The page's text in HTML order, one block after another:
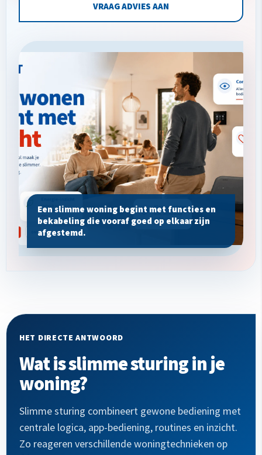
VRAAG ADVIES AAN
Een slimme woning begint met functies en
bekabeling die vooraf goed op elkaar zijn
afgestemd.
HET DIRECTE ANTWOORD
Wat is slimme sturing in je
woning?
Slimme sturing combineert gewone bediening met
centrale logica, app-bediening, routines en inzicht.
Zo reageren verschillende woningtechnieken op